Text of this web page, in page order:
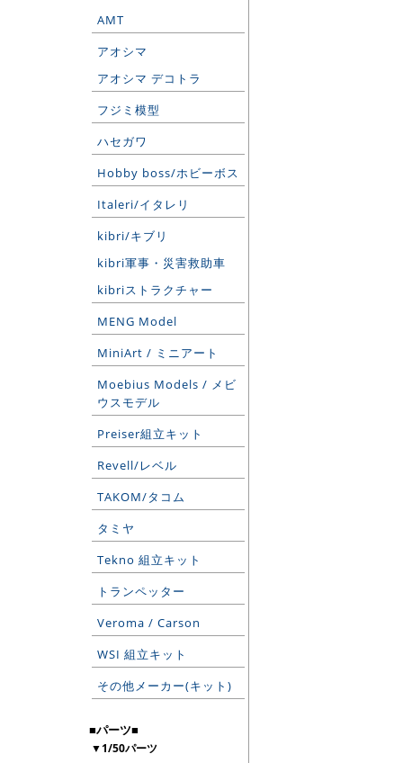
AMT
アオシマ
アオシマ デコトラ
フジミ模型
ハセガワ
Hobby boss/ホビーボス
Italeri/イタレリ
kibri/キブリ
kibri軍事・災害救助車
kibriストラクチャー
MENG Model
MiniArt / ミニアート
Moebius Models / メビ
ウスモデル
Preiser組立キット
Revell/レベル
TAKOM/タコム
タミヤ
Tekno 組立キット
トランペッター
Veroma / Carson
WSI 組立キット
その他メーカー(キット)
■パーツ■
▼1/50パーツ